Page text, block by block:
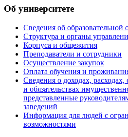
Об университете
Сведения об образовательной
Структура и органы
Корпуса и общежития
Преподаватели и сотрудники
Осуществление закупок
Оплата обучения и
Сведения о доходах,
и обязательствах
представленные
заведений
Информация для людей с
возможностями